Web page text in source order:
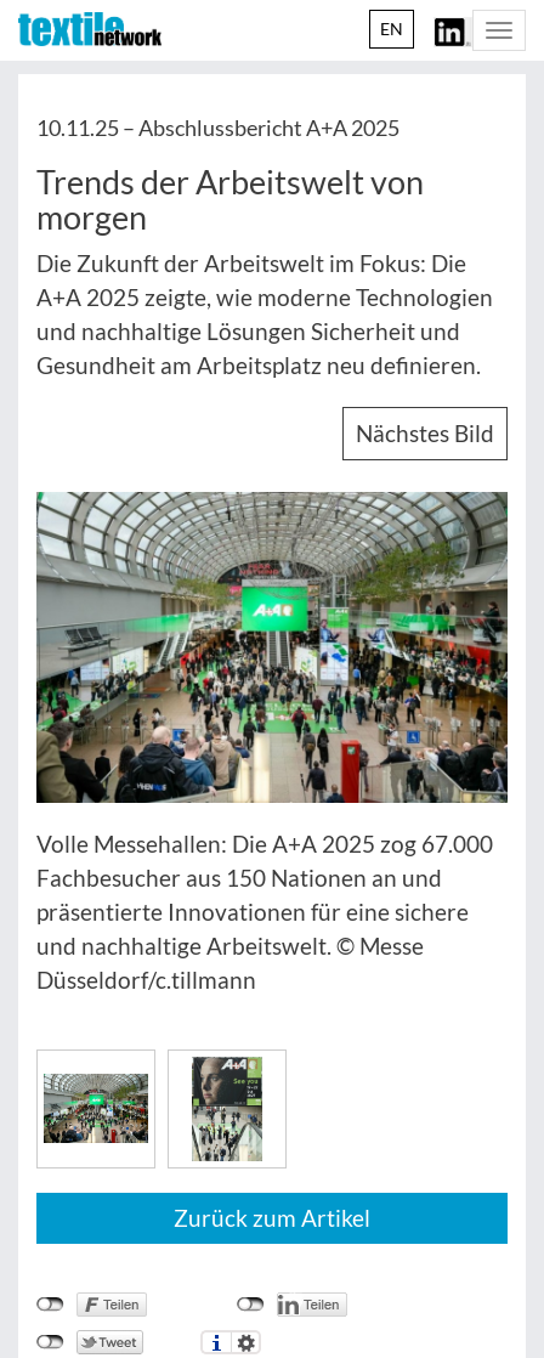
EN
10.11.25 –Abschlussbericht A+A 2025
Trends der Arbeitswelt von
morgen
Die Zukunft der Arbeitswelt im Fokus: Die
A+A 2025 zeigte, wie moderne Technologien
und nachhaltige Lösungen Sicherheit und
Gesundheit am Arbeitsplatz neu definieren.
Nächstes Bild
Volle Messehallen: Die A+A 2025 zog 67.000
Fachbesucher aus 150 Nationen an und
präsentierte Innovationen für eine sichere
und nachhaltige Arbeitswelt. © Messe
Düsseldorf/c.tillmann
Zurück zum Artikel